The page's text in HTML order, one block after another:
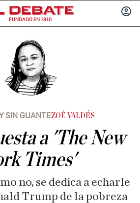
FUNDADO EN 1910
SIN GUANTEZOÉ VALDÉS
a 'The New
Times'
no, se dedica a echarle
Trump de la pobreza